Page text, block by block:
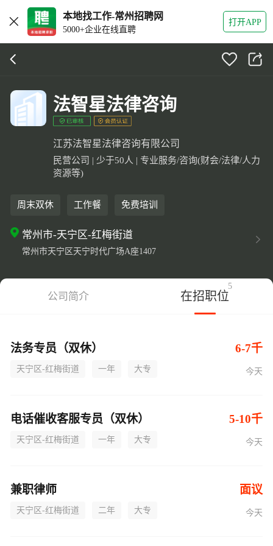
本地找工作-常州招聘网
5000+企业在线直聘
打开APP
法智星法律咨询
江苏法智星法律咨询有限公司
民营公司 | 少于50人 | 专业服务/咨询(财会/法律/人力
资源等)
周末双休 工作餐 免费培训
常州市-天宁区-红梅街道
常州市天宁区天宁时代广场A座1407
公司简介 在招职位
5
法务专员（双休） 6-7千
天宁区-红梅街道 一年 大专 今天
电话催收客服专员（双休） 5-10千
天宁区-红梅街道 一年 大专 今天
兼职律师 面议
天宁区-红梅街道 二年 大专 今天